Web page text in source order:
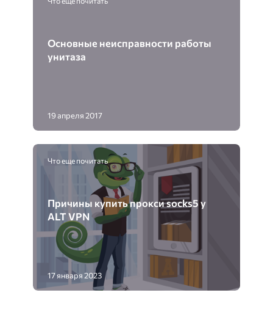
Основные неисправности работы
унитаза
19 апреля 2017
Что еще почитать
Причины купить прокси socks5 у
ALT VPN
17 января 2023